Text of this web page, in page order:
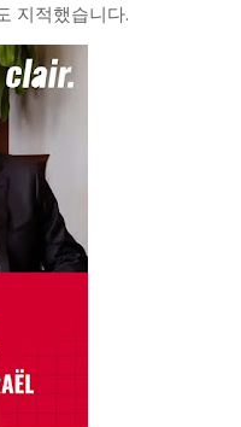
지적했습니다.